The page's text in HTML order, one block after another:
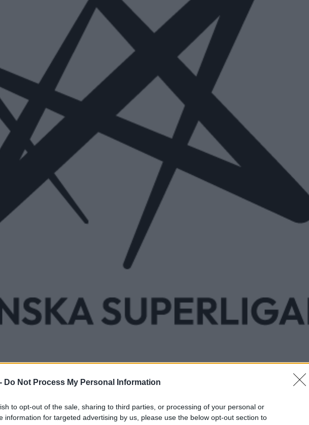
Do Not Process My Personal Information
to opt-out of the sale, sharing to third parties, or processing of your personal or
information for targeted advertising by us, please use the below opt-out section to